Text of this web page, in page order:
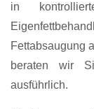
in
Fettabsaugung
beraten wir
ausführlich.